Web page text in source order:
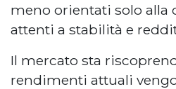
meno orientati solo alla
attenti a stabilità e
Il mercato sta
rendimenti attuali